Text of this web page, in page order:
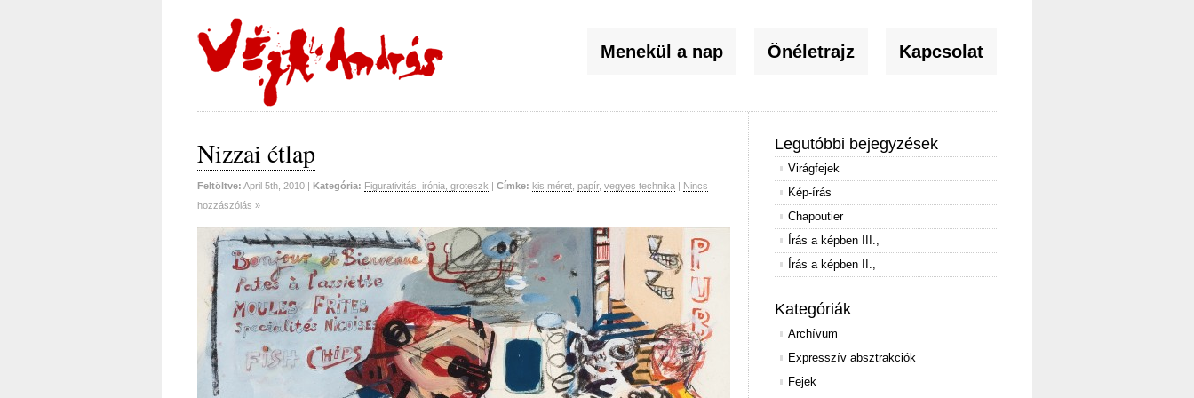
Menekül a nap Önéletrajz Kapcsolat
Nizzai étlap
Feltöltve: April 5th, 2010 | Kategória: Figurativitás, irónia, groteszk | Címke: kis méret papír, vegyes technika | Nincs
hozzászólás »
Legutóbbi bejegyzések
Virágfejek
Kép-írás
Chapoutier
Írás a képben III.,
Írás a képben II.,
Kategóriák
Archívum
Expresszív absztrakciók
Fejek